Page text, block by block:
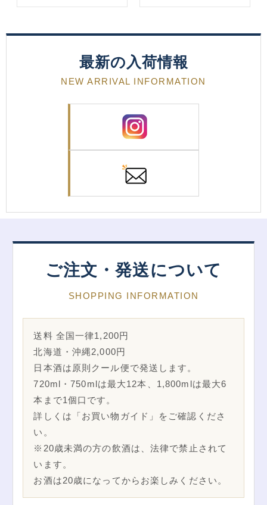
最新の入荷情報
NEW ARRIVAL INFORMATION
ご注文・発送について
SHOPPING INFORMATION
送料 全国一律1,200円
北海道・沖縄2,000円
日本酒は原則クール便で発送します。
720ml・750mlは最大12本、1,800mlは最大6
本まで1個口です。
詳しくは「お買い物ガイド」をご確認くださ
い。
※20歳未満の方の飲酒は、法律で禁止されて
います。
お酒は20歳になってからお楽しみください。